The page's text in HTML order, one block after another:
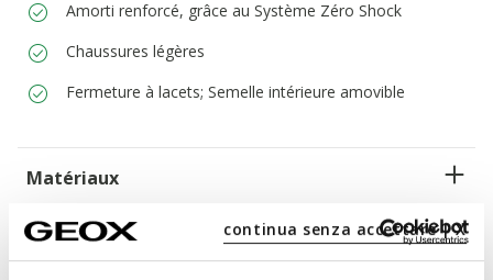
continua senza accettare | X
Amorti renforcé, grâce au Système Zéro Shock
Chaussures légères
Fermeture à lacets; Semelle intérieure amovible
Matériaux
Technologies